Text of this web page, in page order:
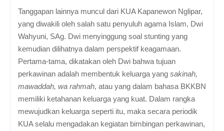
Tanggapan lainnya muncul dari KUA Kapanewon Nglipar,
yang diwakili oleh salah satu penyuluh agama Islam, Dwi
Wahyuni, SAg. Dwi menyinggung soal stunting yang
kemudian dilihatnya dalam perspektif keagamaan.
Pertama-tama, dikatakan oleh Dwi bahwa tujuan
perkawinan adalah membentuk keluarga yang sakinah,
mawaddah, wa rahmah, atau yang dalam bahasa BKKBN
memiliki ketahanan keluarga yang kuat. Dalam rangka
mewujudkan keluarga seperti itu, maka secara periodik
KUA selalu mengadakan kegiatan bimbingan perkawinan,